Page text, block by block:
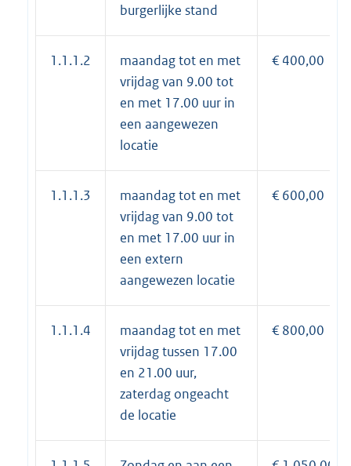
burgerlijke stand
1.1.1.2
maandag tot en met
vrijdag van 9.00 tot
en met 17.00 uur in
een aangewezen
locatie
€ 400,00
1.1.1.3
maandag tot en met
vrijdag van 9.00 tot
en met 17.00 uur in
een extern
aangewezen locatie
€ 600,00
1.1.1.4
maandag tot en met
vrijdag tussen 17.00
en 21.00 uur,
zaterdag ongeacht
de locatie
€ 800,00